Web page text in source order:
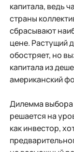
капитала, ведь
страны
сбрасывают
цене. Растущий
обостряет, но
капитала из
американский
Дилемма выбора
решается на
как инвестор,